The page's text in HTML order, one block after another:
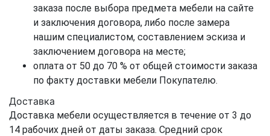
заказа после выбора предмета мебели на сайте
и заключения договора, либо после замера
нашим специалистом, составлением эскиза и
заключением договора на месте;
оплата от 50 до 70 % от общей стоимости заказа
по факту доставки мебели Покупателю.
Доставка
Доставка мебели осуществляется в течение от 3 до
14 рабочих дней от даты заказа. Средний срок